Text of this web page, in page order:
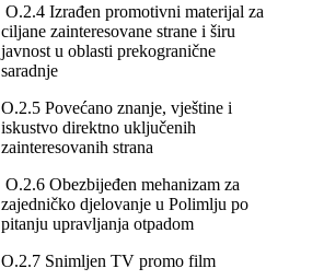
O.2.4 Izrađen promotivni materijal za
ciljane zainteresovane strane i širu
javnost u oblasti prekogranične
saradnje
O.2.5 Povećano znanje, vještine i
iskustvo direktno uključenih
zainteresovanih strana
O.2.6 Obezbijeđen mehanizam za
zajedničko djelovanje u Polimlju po
pitanju upravljanja otpadom
O.2.7 Snimljen TV promo film